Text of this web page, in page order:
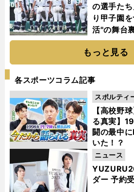
の選手た
り甲子園
活"の舞台
もっと見る
各スポーツコラム記事
【高校野
る真実】
闘の最中
いた！？
スポルティ
動画
ダー 予約
ニュース